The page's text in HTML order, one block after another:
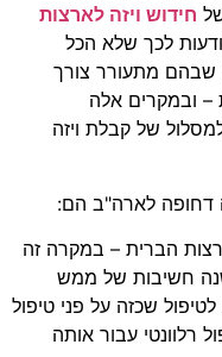
חידוש ויזה לארצות
לכך שלא הכל
שבהם מתעורר צורך
– ובמקרים אלה
של קבלת ויזה
דחופה לארה"ב הם:
הברית – במקרה זה
חשיבות של ממש
שכזה על פני טיפול
רלוונטי עבור אותה